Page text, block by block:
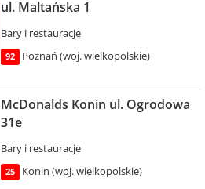
ul. Maltańska 1
Bary i restauracje
92 Poznań (woj. wielkopolskie)
McDonalds Konin ul. Ogrodowa
31e
Bary i restauracje
25 Konin (woj. wielkopolskie)